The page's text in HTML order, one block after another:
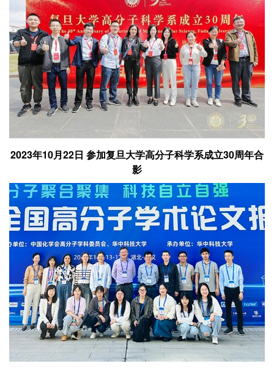
2023年10月22日 参加复旦大学高分子科学系成立30周年合
影